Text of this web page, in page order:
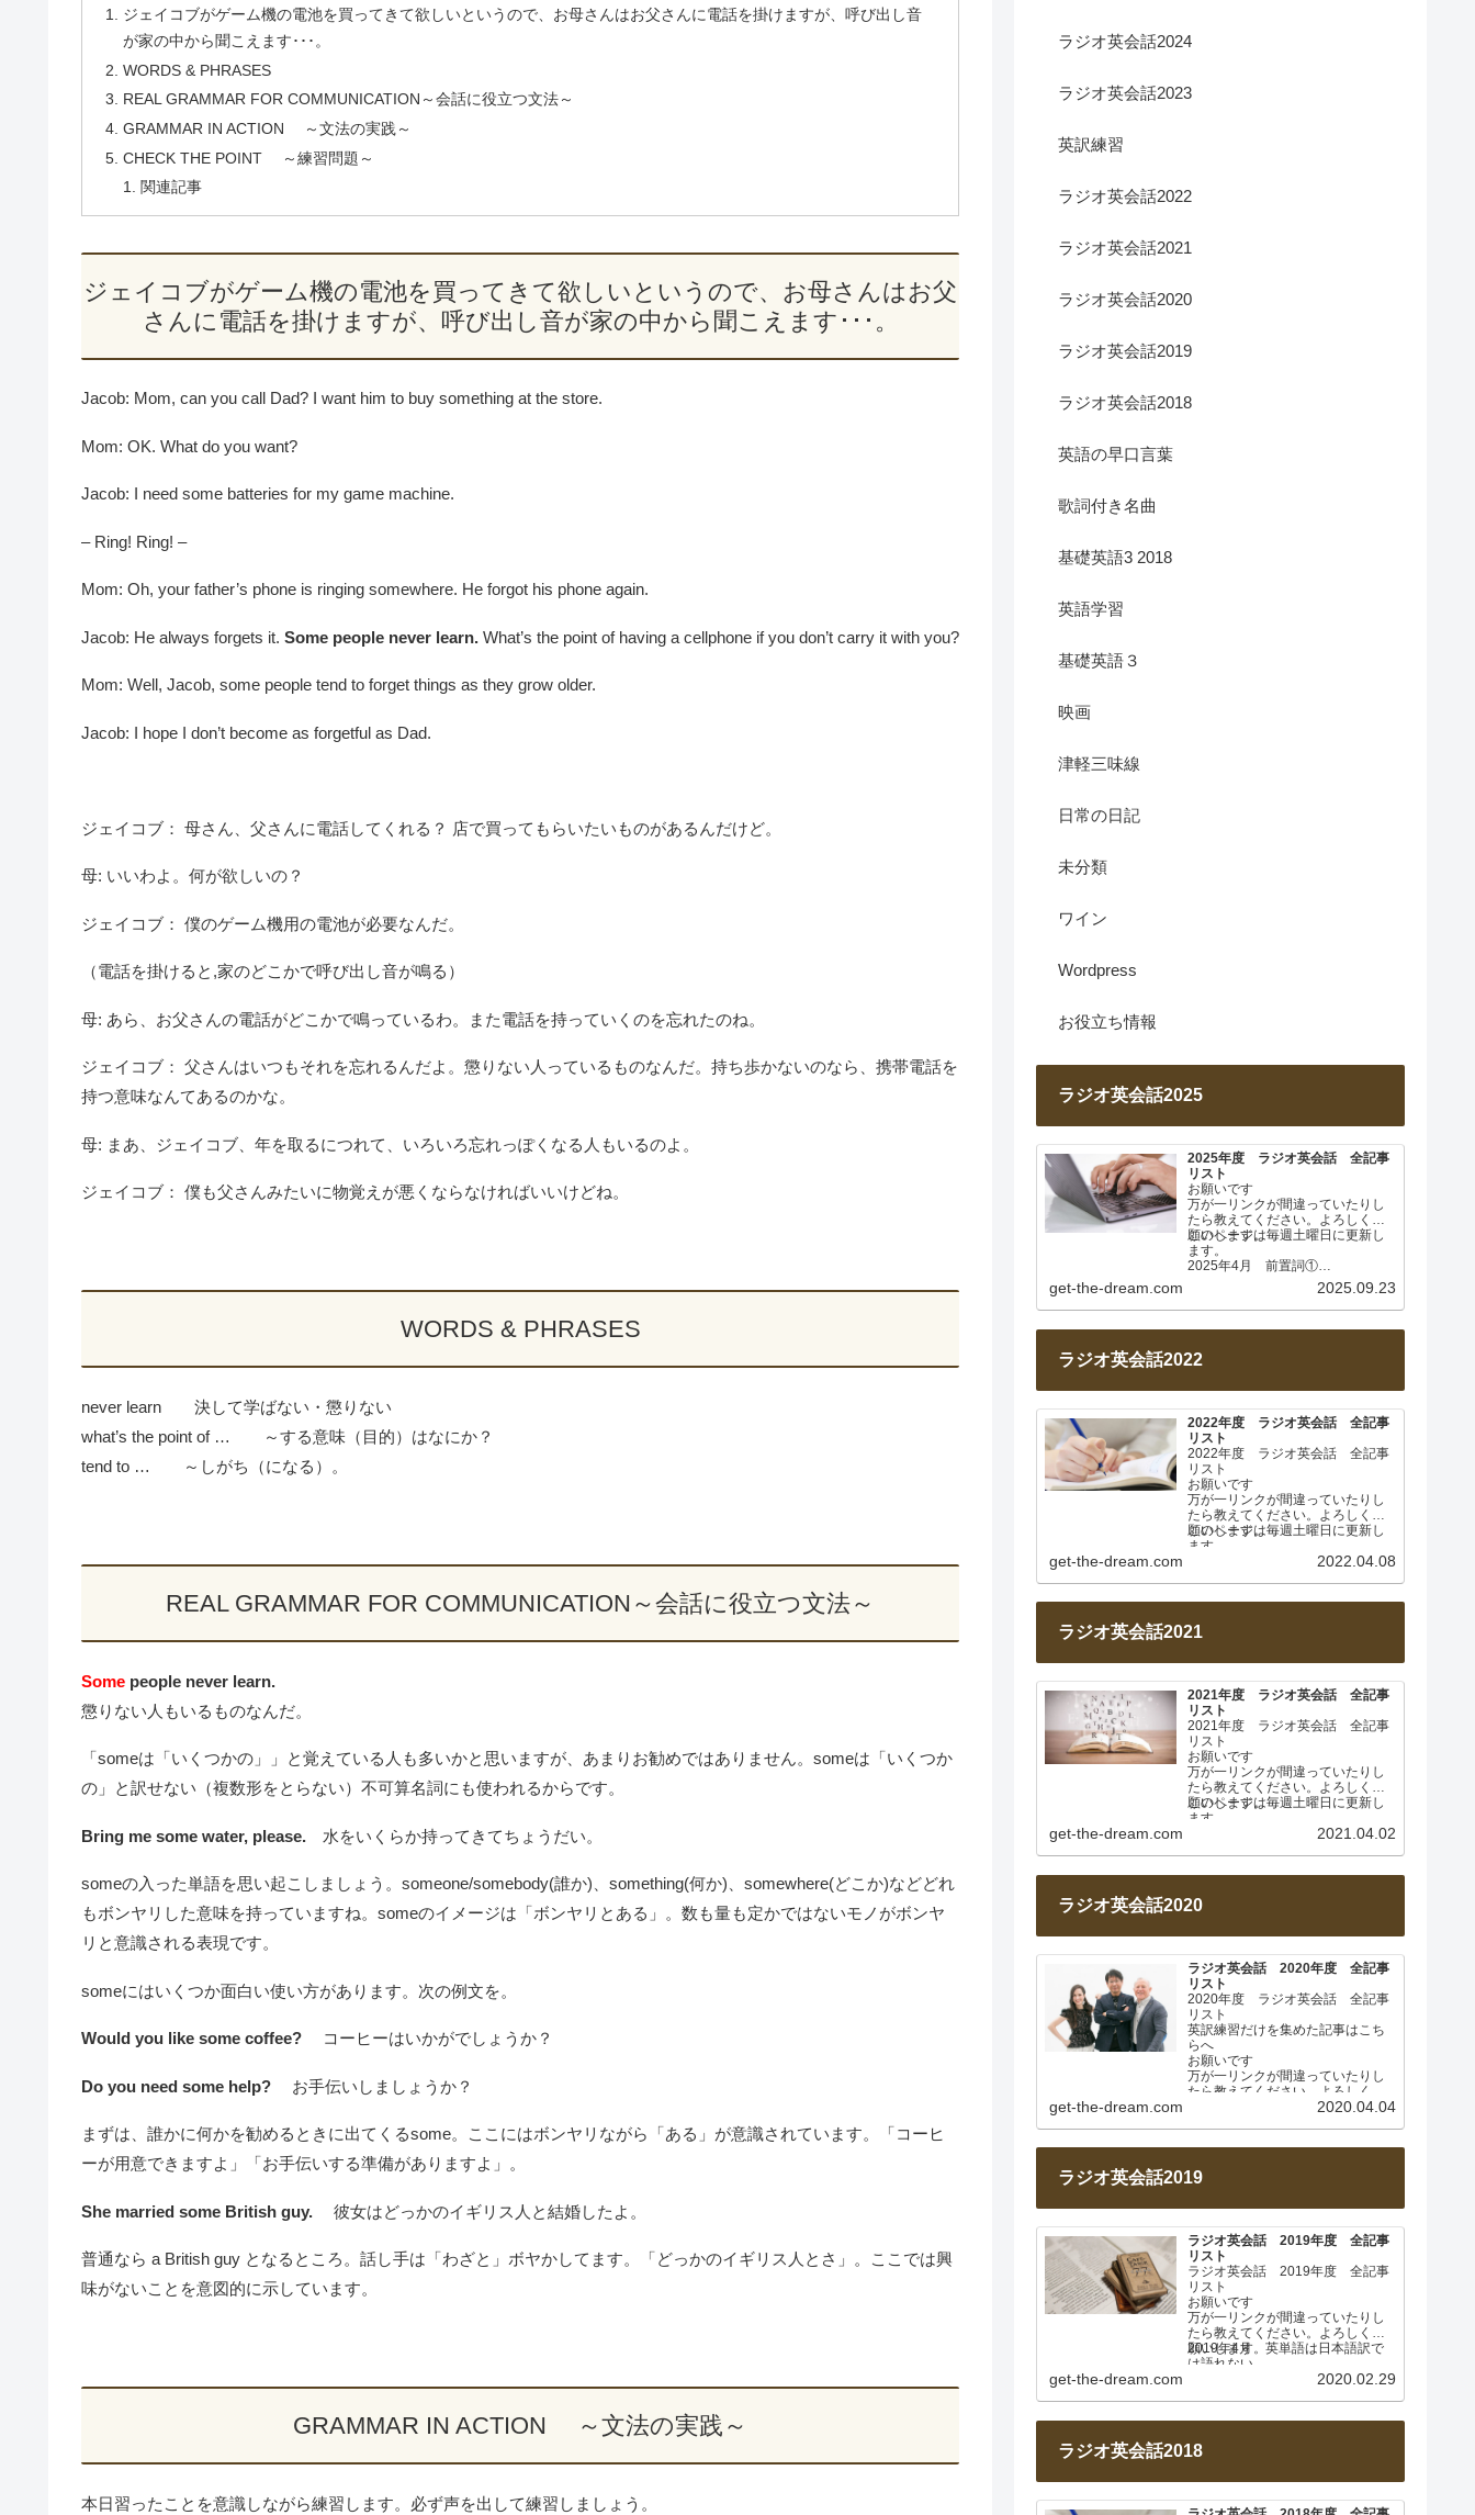
ジェイコブがゲーム機の電池を買ってきて欲しいというので、お母さんはお父さんに電話を掛けますが、呼び出し音
が家の中から聞こえます･･･。
WORDS & PHRASES
REAL GRAMMAR FOR COMMUNICATION～会話に役立つ文法～
GRAMMAR IN ACTION ～文法の実践～
CHECK THE POINT ～練習問題～
関連記事
ジェイコブがゲーム機の電池を買ってきて欲しいというので、お母さんはお父
さんに電話を掛けますが、呼び出し音が家の中から聞こえます･･･。
Jacob: Mom, can you call Dad? I want him to buy something at the store.
Mom: OK. What do you want?
Jacob: I need some batteries for my game machine.
– Ring! Ring! –
Mom: Oh, your father’s phone is ringing somewhere. He forgot his phone again.
Jacob: He always forgets it. Some people never learn. What’s the point of having a cellphone if you don’t carry it with you?
Mom: Well, Jacob, some people tend to forget things as they grow older.
Jacob: I hope I don’t become as forgetful as Dad.
ジェイコブ： 母さん、父さんに電話してくれる？ 店で買ってもらいたいものがあるんだけど。
母: いいわよ。何が欲しいの？
ジェイコブ： 僕のゲーム機用の電池が必要なんだ。
（電話を掛けると,家のどこかで呼び出し音が鳴る）
母: あら、お父さんの電話がどこかで鳴っているわ。また電話を持っていくのを忘れたのね。
ジェイコブ： 父さんはいつもそれを忘れるんだよ。懲りない人っているものなんだ。持ち歩かないのなら、携帯電話を
持つ意味なんてあるのかな。
母: まあ、ジェイコブ、年を取るにつれて、いろいろ忘れっぽくなる人もいるのよ。
ジェイコブ： 僕も父さんみたいに物覚えが悪くならなければいいけどね。
WORDS & PHRASES
never learn 決して学ばない・懲りない
what’s the point of … ～する意味（目的）はなにか？
tend to … ～しがち（になる）。
REAL GRAMMAR FOR COMMUNICATION～会話に役立つ文法～
Some people never learn.
懲りない人もいるものなんだ。
「someは「いくつかの」」と覚えている人も多いかと思いますが、あまりお勧めではありません。someは「いくつか
の」と訳せない（複数形をとらない）不可算名詞にも使われるからです。
Bring me some water, please. 水をいくらか持ってきてちょうだい。
someの入った単語を思い起こしましょう。someone/somebody(誰か)、something(何か)、somewhere(どこか)などどれ
もボンヤリした意味を持っていますね。someのイメージは「ボンヤリとある」。数も量も定かではないモノがボンヤ
リと意識される表現です。
someにはいくつか面白い使い方があります。次の例文を。
Would you like some coffee? コーヒーはいかがでしょうか？
Do you need some help? お手伝いしましょうか？
まずは、誰かに何かを勧めるときに出てくるsome。ここにはボンヤリながら「ある」が意識されています。「コーヒ
ーが用意できますよ」「お手伝いする準備がありますよ」。
She married some British guy. 彼女はどっかのイギリス人と結婚したよ。
普通なら a British guy となるところ。話し手は「わざと」ボヤかしてます。「どっかのイギリス人とさ」。ここでは興
味がないことを意図的に示しています。
GRAMMAR IN ACTION ～文法の実践～
本日習ったことを意識しながら練習します。必ず声を出して練習しましょう。
ラジオ英会話2024
ラジオ英会話2023
英訳練習
ラジオ英会話2022
ラジオ英会話2021
ラジオ英会話2020
ラジオ英会話2019
ラジオ英会話2018
英語の早口言葉
歌詞付き名曲
基礎英語3 2018
英語学習
基礎英語３
映画
津軽三味線
日常の日記
未分類
ワイン
Wordpress
お役立ち情報
ラジオ英会話2025
2025年度 ラジオ英会話 全記事
リスト
お願いです
万が一リンクが間違っていたりし
たら教えてください。よろしくお
願いします。
このページは毎週土曜日に更新し
ます。
2025年4月 前置詞①
Lesson 001 前置詞about
get-the-dream.com 2025.09.23
ラジオ英会話2022
2022年度 ラジオ英会話 全記事
リスト
2022年度 ラジオ英会話 全記事
リスト
お願いです
万が一リンクが間違っていたりし
たら教えてください。よろしくお
願いします。
このページは毎週土曜日に更新し
ます。
2022年4月 基本動詞① 日…
get-the-dream.com 2022.04.08
ラジオ英会話2021
2021年度 ラジオ英会話 全記事
リスト
2021年度 ラジオ英会話 全記事
リスト
お願いです
万が一リンクが間違っていたりし
たら教えてください。よろしくお
願いします。
このページは毎週土曜日に更新し
ます。
2021年4月 なぜ日本人は英…
get-the-dream.com 2021.04.02
ラジオ英会話2020
ラジオ英会話 2020年度 全記事
リスト
2020年度 ラジオ英会話 全記事
リスト
英訳練習だけを集めた記事はこち
らへ
お願いです
万が一リンクが間違っていたりし
たら教えてください。よろしくお
このページは毎週土曜日に更新し
get-the-dream.com 2020.04.04
ラジオ英会話2019
ラジオ英会話 2019年度 全記事
リスト
ラジオ英会話 2019年度 全記事
リスト
お願いです
万が一リンクが間違っていたりし
たら教えてください。よろしくお
願いします。
2019年4月 英単語は日本語訳で
は語れない
get-the-dream.com 2020.02.29
ラジオ英会話2018